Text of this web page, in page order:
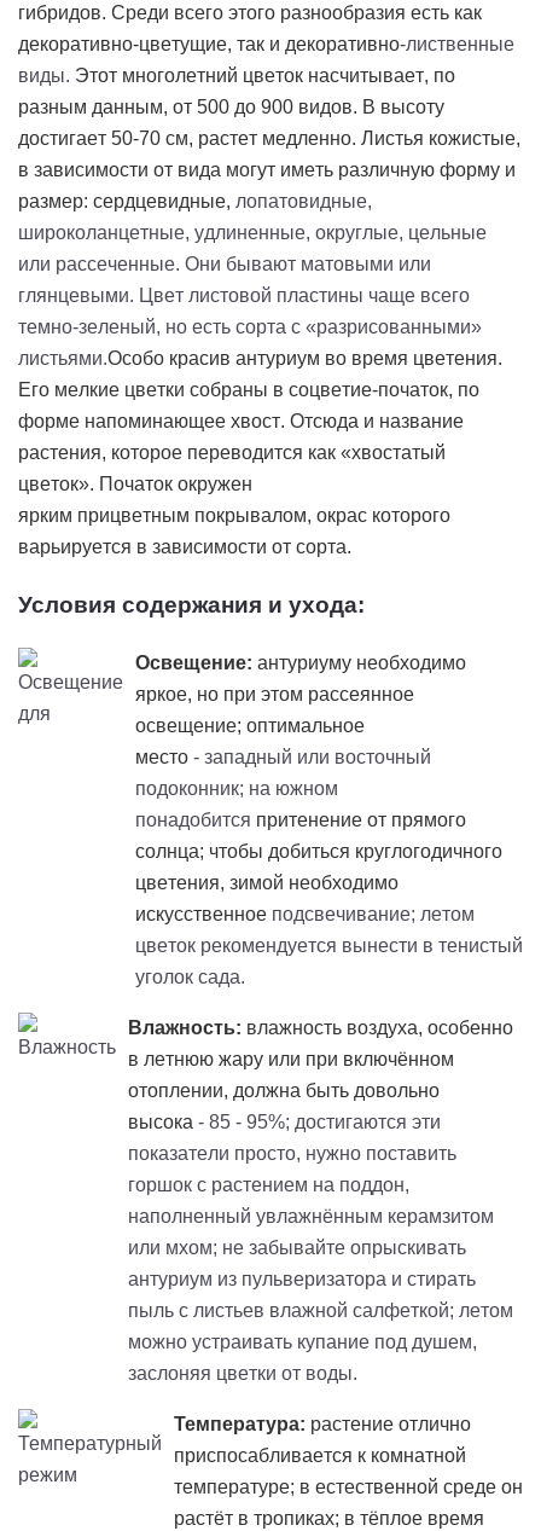
гибридов. Среди всего этого разнообразия есть как
декоративно-цветущие, так и декоративно-лиственные
виды. Этот многолетний цветок насчитывает, по
разным данным, от 500 до 900 видов. В высоту
достигает 50-70 см, растет медленно. Листья кожистые,
в зависимости от вида могут иметь различную форму и
размер: сердцевидные, лопатовидные,
широколанцетные, удлиненные, округлые, цельные
или рассеченные. Они бывают матовыми или
глянцевыми. Цвет листовой пластины чаще всего
темно-зеленый, но есть сорта с «разрисованными»
листьями.Особо красив антуриум во время цветения.
Его мелкие цветки собраны в соцветие-початок, по
форме напоминающее хвост. Отсюда и название
растения, которое переводится как «хвостатый
цветок». Початок окружен
ярким прицветным покрывалом, окрас которого
варьируется в зависимости от сорта.
Условия содержания и ухода:
Освещение: антуриуму необходимо
яркое, но при этом рассеянное
освещение; оптимальное
место - западный или восточный
подоконник; на южном
понадобится притенение от прямого
солнца; чтобы добиться круглогодичного
цветения, зимой необходимо
искусственное подсвечивание; летом
цветок рекомендуется вынести в тенистый
уголок сада.
Влажность: влажность воздуха, особенно
в летнюю жару или при включённом
отоплении, должна быть довольно
высока - 85 - 95%; достигаются эти
показатели просто, нужно поставить
горшок с растением на поддон,
наполненный увлажнённым керамзитом
или мхом; не забывайте опрыскивать
антуриум из пульверизатора и стирать
пыль с листьев влажной салфеткой; летом
можно устраивать купание под душем,
заслоняя цветки от воды.
Температура: растение отлично
приспосабливается к комнатной
температуре; в естественной среде он
растёт в тропиках; в тёплое время